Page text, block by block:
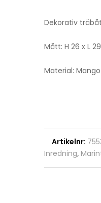
Dekorativ
Mått: H 26 x L
Material:
Artikelnr:
Inredning,